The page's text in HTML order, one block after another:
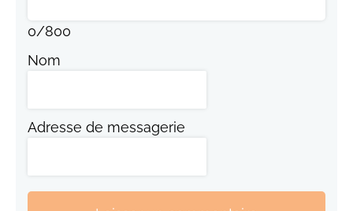
0/800
Nom
Adresse de messagerie